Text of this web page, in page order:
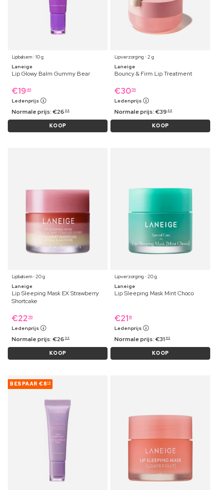
Lipbalsem ⋅ 10 g
Laneige
Lip Glowy Balm Gummy Bear
€19 49
Ledenprijs
Normale prijs:€26 99
KOOP
Lipverzorging ⋅ 2 g
Laneige
Bouncy & Firm Lip Treatment
€30 59
Ledenprijs
Normale prijs:€39 69
KOOP
Lipbalsem ⋅ 20 g
Laneige
Lip Sleeping Mask EX Strawberry
Shortcake
€22 59
Ledenprijs
Normale prijs:€26 99
KOOP
Lipverzorging ⋅ 20 g
Laneige
Lip Sleeping Mask Mint Choco
€21 19
Ledenprijs
Normale prijs:€31 49
KOOP
BESPAAR €818